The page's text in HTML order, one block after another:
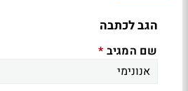
הגב לכתבה
שם המגיב *